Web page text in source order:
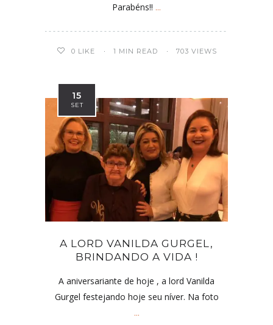
Parabéns!! ...
0 LIKE 1 MIN READ 703 VIEWS
15
SET
A LORD VANILDA GURGEL,
BRINDANDO A VIDA !
A aniversariante de hoje , a lord Vanilda
Gurgel festejando hoje seu níver. Na foto
...